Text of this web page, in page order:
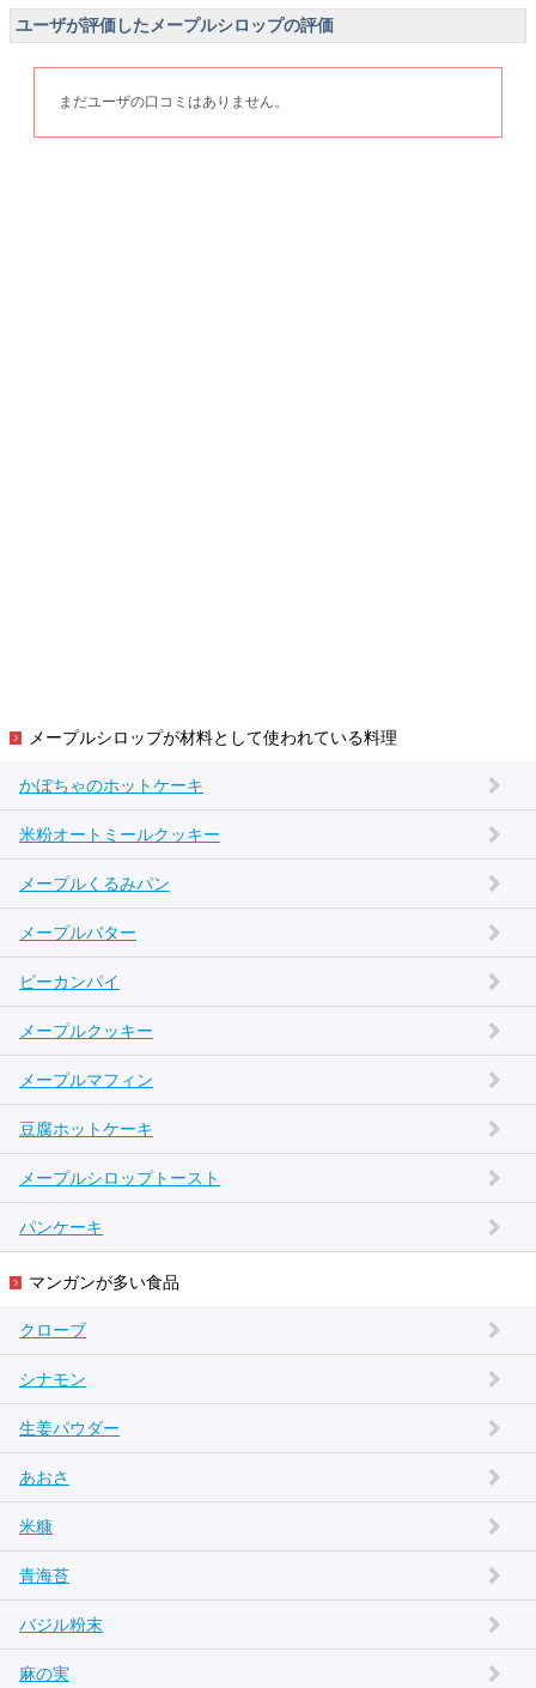
ユーザが評価したメープルシロップの評価
まだユーザの口コミはありません。
メープルシロップが材料として使われている料理
かぼちゃのホットケーキ
米粉オートミールクッキー
メープルくるみパン
メープルバター
ピーカンパイ
メープルクッキー
メープルマフィン
豆腐ホットケーキ
メープルシロップトースト
パンケーキ
マンガンが多い食品
クローブ
シナモン
生姜パウダー
あおさ
米糠
青海苔
バジル粉末
麻の実